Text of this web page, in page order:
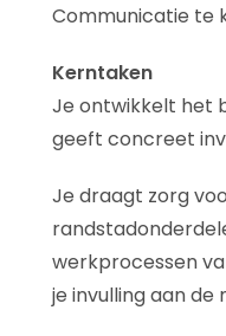
Communicatie te
Kerntaken
Je ontwikkelt het
geeft concreet
Je draagt zorg
werkprocessen
je invulling aan